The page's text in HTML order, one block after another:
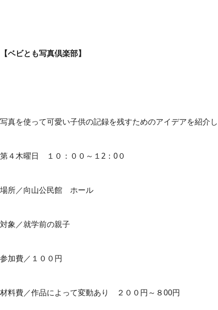
【ベビとも写真倶楽部】
写真を使って可愛い子供の記録を残すためのアイデアを紹介
第４木曜日 １０：００～１2：0０
場所／向山公民館 ホール
対象／就学前の親子
参加費／１００円
材料費／作品によって変動あり ２００円～８00円